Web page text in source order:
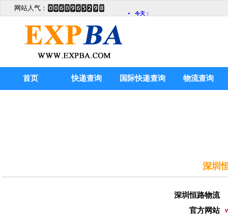
网站人气：
首页 快递查询 国际快递查询 物流查询
深圳
深圳恒路物流
官方网站